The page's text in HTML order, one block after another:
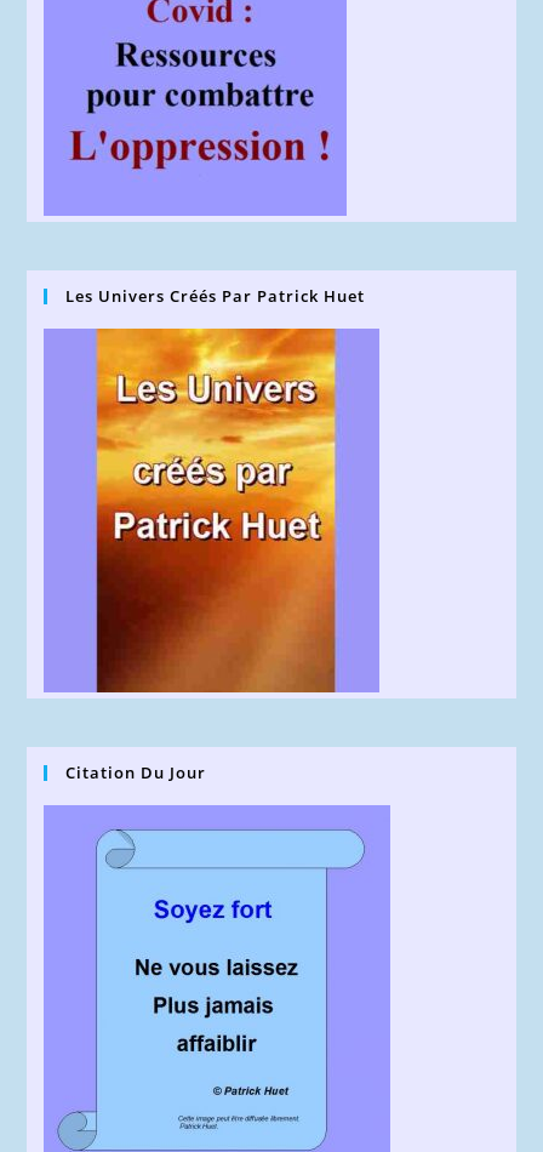
Les Univers Créés Par Patrick Huet
Citation Du Jour